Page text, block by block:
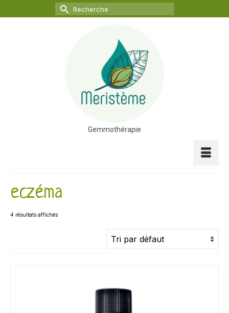
Rechercher :
Gemmothérapie
eczéma
4 résultats affichés